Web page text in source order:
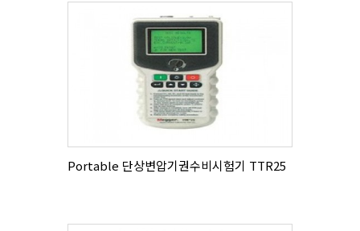
Portable 단상변압기권수비시험기 TTR25